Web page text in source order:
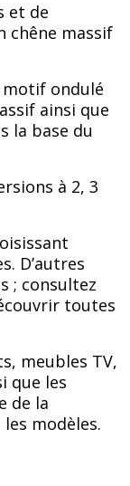
et de
chêne massif
motif ondulé
ainsi que
la base du
à 2, 3
D’autres
; consultez
toutes
meubles TV,
que les
de la
modèles.